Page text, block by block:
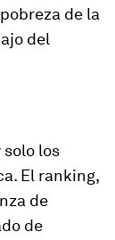
de la
del
solo los
El ranking,
de
de